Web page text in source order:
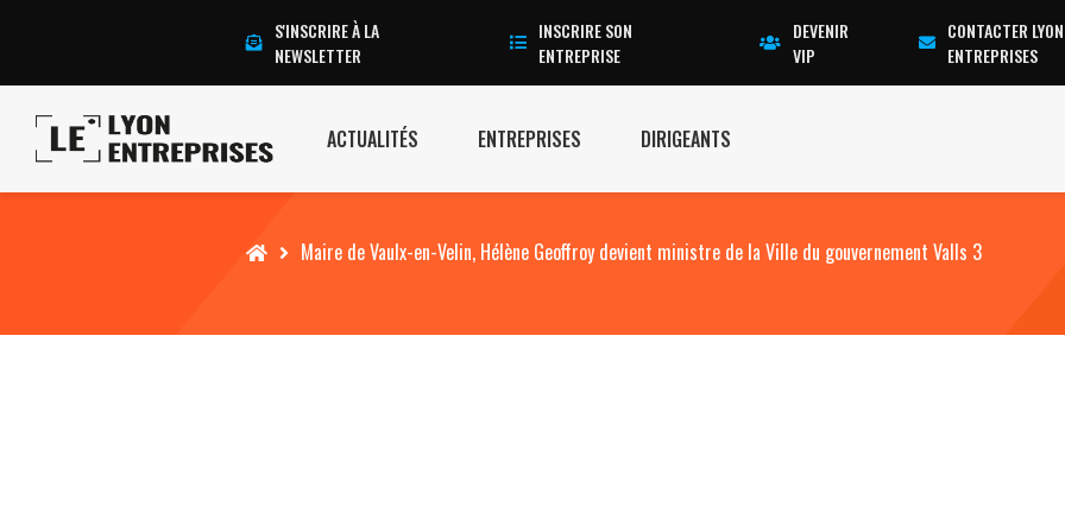
S'INSCRIRE À LA
NEWSLETTER
INSCRIRE SON
ENTREPRISE
DEVENIR
VIP
CONTACTER LYON
ENTREPRISES
ACTUALITÉS ENTREPRISES DIRIGEANTS
Accueil Maire de Vaulx-en-Velin, Hélène Geoffroy devient ministre de la Ville du gouvernement Valls 3